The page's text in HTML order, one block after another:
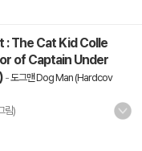
: The Cat Kid Colle
of Captain Under
-도그맨 Dog Man (Hardcov
림)